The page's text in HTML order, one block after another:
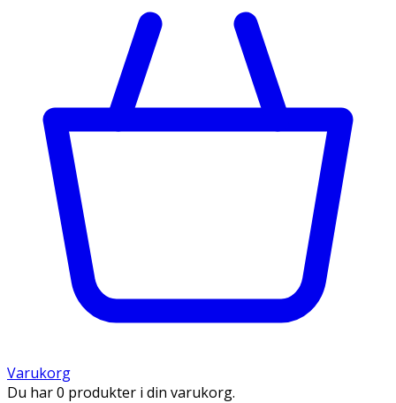
Varukorg
Du har 0 produkter i din varukorg.